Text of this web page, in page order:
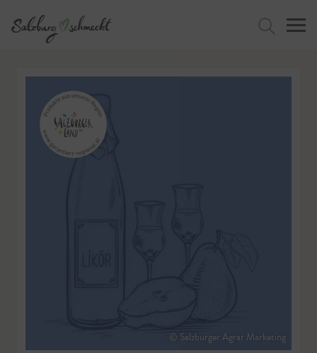
© Salzburger Agrar Marketing